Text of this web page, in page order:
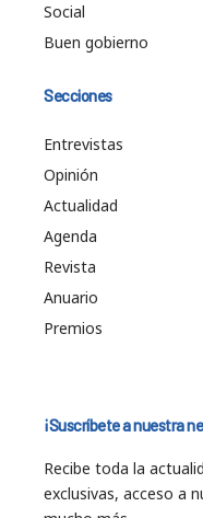
Social
Buen gobierno
Secciones
Entrevistas
Opinión
Actualidad
Agenda
Revista
Anuario
Premios
¡Suscríbete a nuestra
Recibe toda la
exclusivas, acceso a